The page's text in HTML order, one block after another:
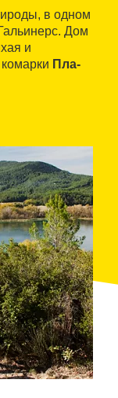
в одном
Дом
и
Пла-